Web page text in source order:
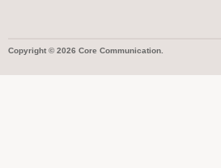
Copyright © 2026 Core Communication.